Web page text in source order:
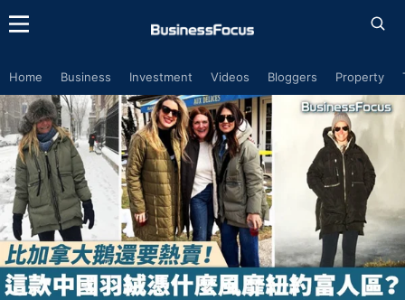
Home Business Investment Videos Bloggers Property